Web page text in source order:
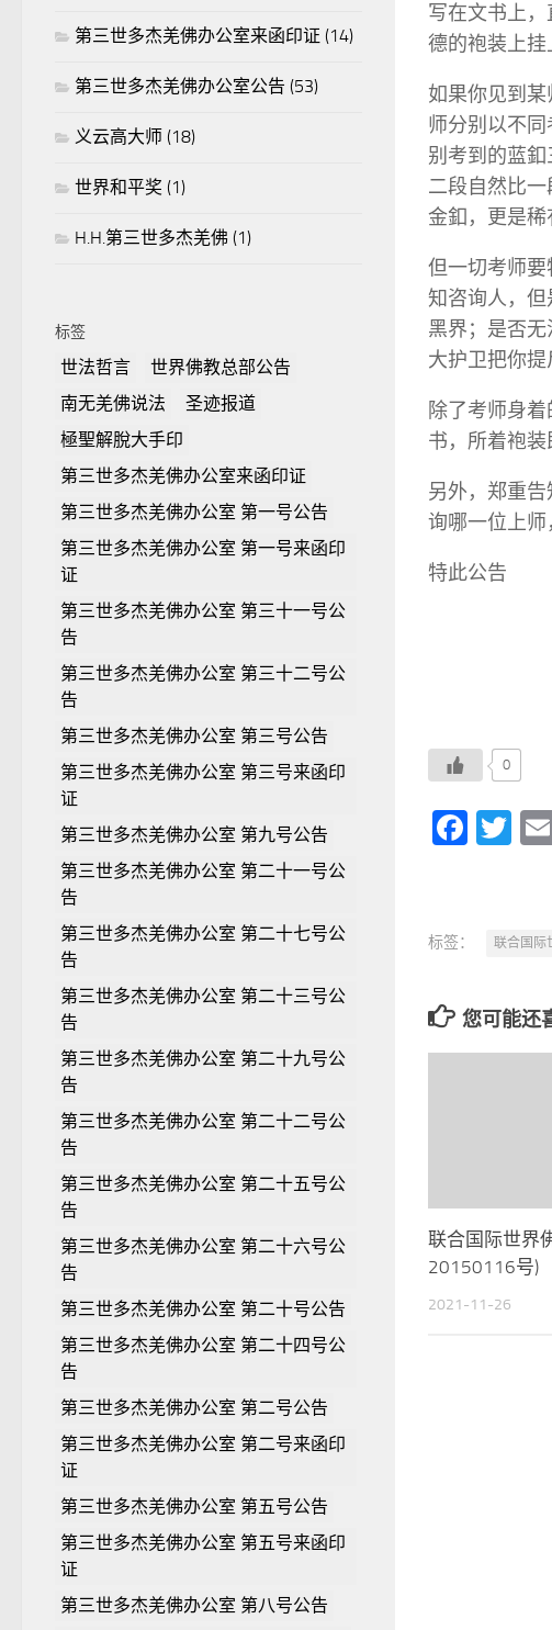
写在文书上
德的袍装上挂
如果你见到
师分别以不
别考到的蓝
二段自然比
金釦，更是稀
但一切考师
知咨询人，
黑界；是否
大护卫把你提
除了考师身
书，所着袍装
另外，郑重
询哪一位上师
特此公告
0
标签： 联合国际
您可能还
联合国际世界
20150116号)
2021-11-26
第三世多杰羌佛办公室来函印证 (14)
第三世多杰羌佛办公室公告 (53)
义云高大师 (18)
世界和平奖 (1)
H.H.第三世多杰羌佛 (1)
标签
世法哲言
世界佛教总部公告
南无羌佛说法
圣迹报道
極聖解脫大手印
第三世多杰羌佛办公室来函印证
第三世多杰羌佛办公室 第一号公告
第三世多杰羌佛办公室 第一号来函印
证
第三世多杰羌佛办公室 第三十一号公
告
第三世多杰羌佛办公室 第三十二号公
告
第三世多杰羌佛办公室 第三号公告
第三世多杰羌佛办公室 第三号来函印
证
第三世多杰羌佛办公室 第九号公告
第三世多杰羌佛办公室 第二十一号公
告
第三世多杰羌佛办公室 第二十七号公
告
第三世多杰羌佛办公室 第二十三号公
告
第三世多杰羌佛办公室 第二十九号公
告
第三世多杰羌佛办公室 第二十二号公
告
第三世多杰羌佛办公室 第二十五号公
告
第三世多杰羌佛办公室 第二十六号公
告
第三世多杰羌佛办公室 第二十号公告
第三世多杰羌佛办公室 第二十四号公
告
第三世多杰羌佛办公室 第二号公告
第三世多杰羌佛办公室 第二号来函印
证
第三世多杰羌佛办公室 第五号公告
第三世多杰羌佛办公室 第五号来函印
证
第三世多杰羌佛办公室 第八号公告